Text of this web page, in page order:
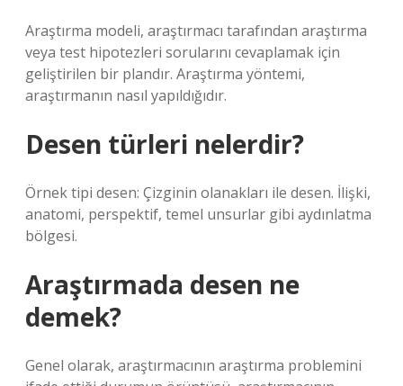
Araştırma modeli, araştırmacı tarafından araştırma
veya test hipotezleri sorularını cevaplamak için
geliştirilen bir plandır. Araştırma yöntemi,
araştırmanın nasıl yapıldığıdır.
Desen türleri nelerdir?
Örnek tipi desen: Çizginin olanakları ile desen. İlişki,
anatomi, perspektif, temel unsurlar gibi aydınlatma
bölgesi.
Araştırmada desen ne
demek?
Genel olarak, araştırmacının araştırma problemini